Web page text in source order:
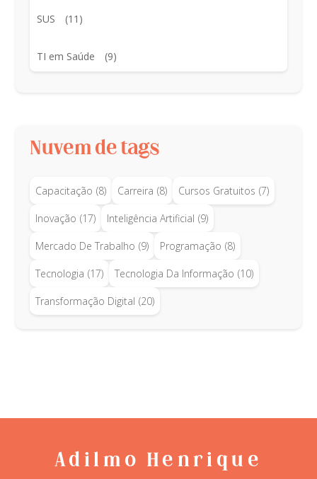
SUS (11)
TI em Saúde (9)
Nuvem de tags
Capacitação (8) Carreira (8) Cursos Gratuitos (7)
Inovação (17) Inteligência Artificial (9)
Mercado De Trabalho (9) Programação (8)
Tecnologia (17) Tecnologia Da Informação (10)
Transformação Digital (20)
Adilmo Henrique